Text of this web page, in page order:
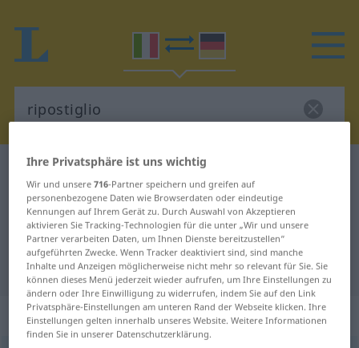
Italienisch-Deutsch Wörterbuch
Italienisch-Deutsch Übersetzung
für "ripostiglio"
"ripostiglio" Deutsch Übersetzung
„ripostiglio“: maschile
Ihre Privatsphäre ist uns wichtig
Wir und unsere716-Partner speichern und greifen auf
personenbezogene Daten wie Browserdaten oder eindeutige
Kennungen auf Ihrem Gerät zu. Durch Auswahl von Akzeptieren
aktivieren Sie Tracking-Technologien für die unter „Wir und unsere
Partner verarbeiten Daten, um Ihnen Dienste bereitzustellen“
aufgeführten Zwecke. Wenn Tracker deaktiviert sind, sind manche
Inhalte und Anzeigen möglicherweise nicht mehr so relevant für Sie. Sie
können dieses Menü jederzeit wieder aufrufen, um Ihre Einstellungen zu
ändern oder Ihre Einwilligung zu widerrufen, indem Sie auf den Link
Privatsphäre-Einstellungen am unteren Rand der Webseite klicken. Ihre
Einstellungen gelten innerhalb unseres Website. Weitere Informationen
finden Sie in unserer Datenschutzerklärung.